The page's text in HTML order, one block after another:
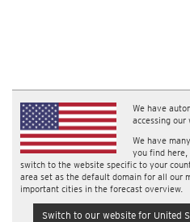
We have
accessing
We have
you find
switch to the website specific to your
area set as the default domain for all our
important cities in the forecast overview.
Switch to our website for United